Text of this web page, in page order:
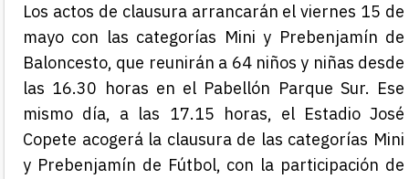
Los actos de clausura arrancarán el viernes 15 de
mayo con las categorías Mini y Prebenjamín de
Baloncesto, que reunirán a 64 niños y niñas desde
las 16.30 horas en el Pabellón Parque Sur. Ese
mismo día, a las 17.15 horas, el Estadio José
Copete acogerá la clausura de las categorías Mini
y Prebenjamín de Fútbol, con la participación de